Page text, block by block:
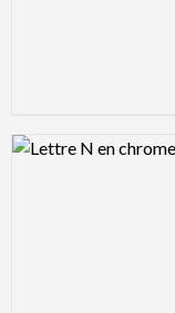
Logo Preview Image